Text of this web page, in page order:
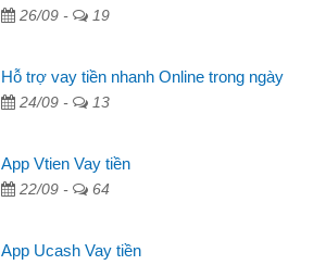
26/09 - 19
Hỗ trợ vay tiền nhanh Online trong ngày
24/09 - 13
App Vtien Vay tiền
22/09 - 64
App Ucash Vay tiền